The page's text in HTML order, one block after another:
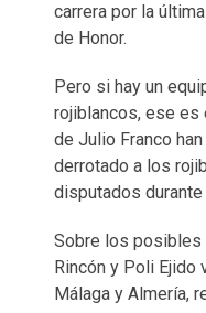
carrera por la
de Honor.
Pero si hay un
rojiblancos, ese es
de Julio Franco
derrotado a los
disputados durante
Sobre los posibles
Rincón y Poli Ejido
Málaga y Almería,